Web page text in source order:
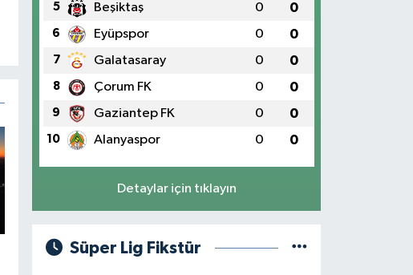
5 Beşiktaş 0 0
6 Eyüpspor 0 0
7 Galatasaray 0 0
8 Çorum FK 0 0
9 Gaziantep FK 0 0
10 Alanyaspor 0 0
Detaylar için tıklayın
Süper Lig Fikstür